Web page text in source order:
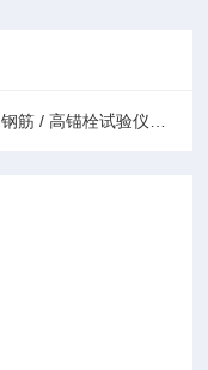
钢筋 / 高锚栓试验仪